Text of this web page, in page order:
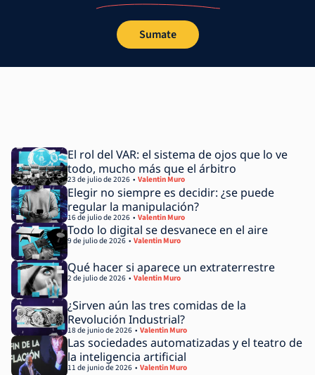
Sumate
El rol del VAR: el sistema de ojos que lo ve
todo, mucho más que el árbitro
Valentin Muro
23 de julio de 2026
Elegir no siempre es decidir: ¿se puede
regular la manipulación?
Valentin Muro
16 de julio de 2026
Todo lo digital se desvanece en el aire
Valentin Muro
9 de julio de 2026
Qué hacer si aparece un extraterrestre
Valentin Muro
2 de julio de 2026
¿Sirven aún las tres comidas de la
Revolución Industrial?
Valentin Muro
18 de junio de 2026
Las sociedades automatizadas y el teatro de
la inteligencia artificial
Valentin Muro
11 de junio de 2026